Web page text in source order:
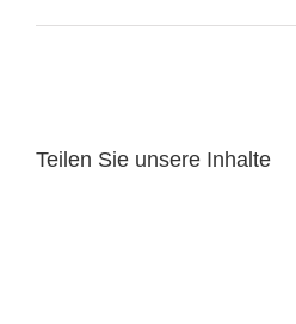
Teilen Sie unsere Inhalte